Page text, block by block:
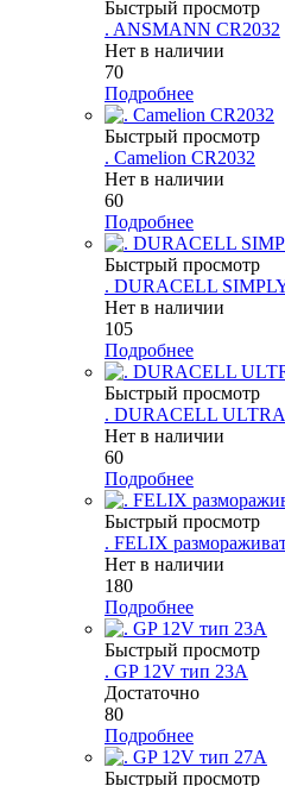
Быстрый просмотр
. ANSMANN CR2032
Нет в наличии
70
Подробнее
Быстрый просмотр
. Camelion CR2032
Нет в наличии
60
Подробнее
Быстрый просмотр
. DURACELL
Нет в наличии
105
Подробнее
Быстрый просмотр
. DURACELL
Нет в наличии
60
Подробнее
Быстрый просмотр
. FELIX
Нет в наличии
180
Подробнее
Быстрый просмотр
. GP 12V тип 23A
Достаточно
80
Подробнее
Быстрый просмотр